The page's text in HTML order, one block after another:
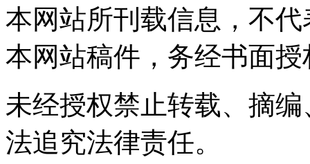
凶残指数：两颗 换个耳机吧
第三怪：游戏达人怪
致命武器：游戏机
厚脸皮度：一颗半
本网站所刊载信息，不
本网站稿件，务经书面授
未经授权禁止转载、摘
法追究法律责任。